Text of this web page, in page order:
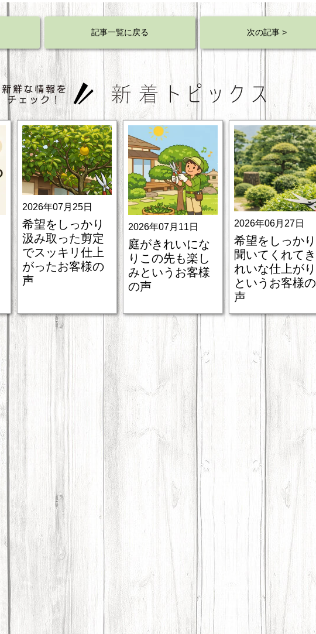
記事一覧に戻る 次の記事 >
2026年07月25日
希望をしっかり
汲み取った剪定
でスッキリ仕上
がったお客様の
声
2026年07月11日
庭がきれいにな
りこの先も楽し
みというお客様
の声
2026年06月27日
希望をしっかり
聞いてくれてき
れいな仕上がり
というお客様の
声